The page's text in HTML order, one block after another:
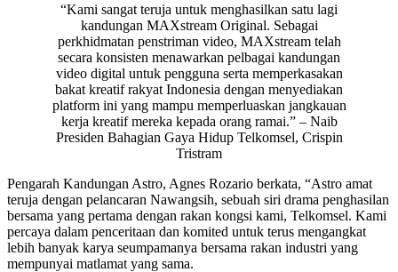
“Kami sangat teruja untuk menghasilkan satu lagi
kandungan MAXstream Original. Sebagai
perkhidmatan penstriman video, MAXstream telah
secara konsisten menawarkan pelbagai kandungan
video digital untuk pengguna serta memperkasakan
bakat kreatif rakyat Indonesia dengan menyediakan
platform ini yang mampu memperluaskan jangkauan
kerja kreatif mereka kepada orang ramai.” – Naib
Presiden Bahagian Gaya Hidup Telkomsel, Crispin
Tristram
Pengarah Kandungan Astro, Agnes Rozario berkata, “Astro amat
teruja dengan pelancaran Nawangsih, sebuah siri drama penghasilan
bersama yang pertama dengan rakan kongsi kami, Telkomsel. Kami
percaya dalam penceritaan dan komited untuk terus mengangkat
lebih banyak karya seumpamanya bersama rakan industri yang
mempunyai matlamat yang sama.